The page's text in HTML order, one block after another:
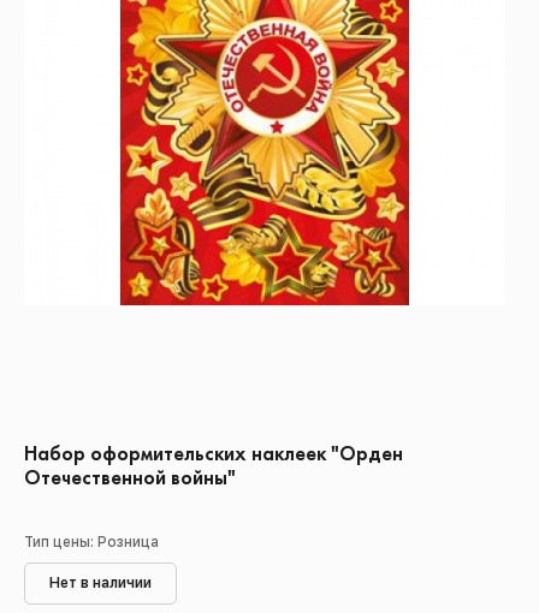
Набор оформительских наклеек "Орден
Отечественной войны"
Тип цены: Розница
Нет в наличии